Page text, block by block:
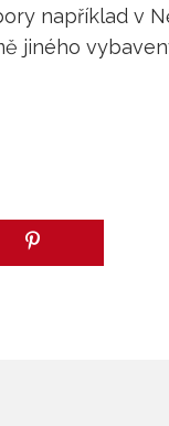
například v
jiného